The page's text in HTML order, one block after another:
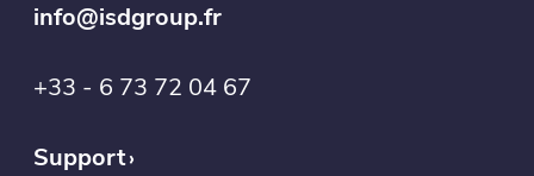
info@isdgroup.fr
+33 - 6 73 72 04 67
Support